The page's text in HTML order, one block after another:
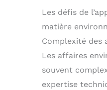
Les défis de
matière
Complexité des
Les affaires
souvent
expertise